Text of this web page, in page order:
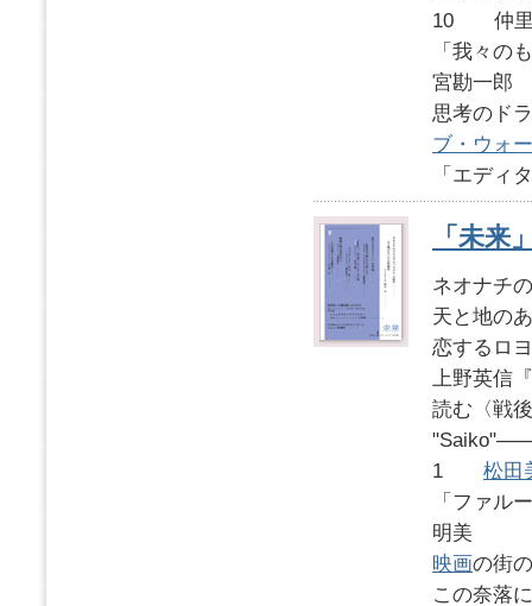
10 仲里
「我々
宮勘一郎
思考のド
ブ・ウォ
「エデ
「未来
ネオナチ
天と地の
恋する
上野英信
読む〈
1 松田
「ファ
明美
映画の街
この奈落